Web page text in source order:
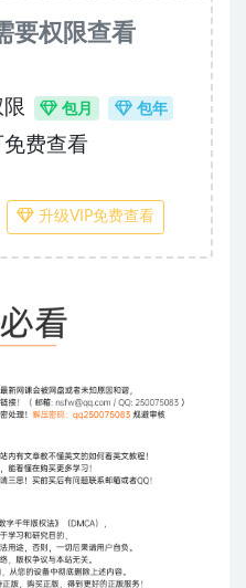
要权限查看
包月 包年
免费查看
升级VIP免费查看